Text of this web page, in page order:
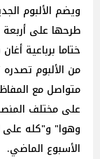
ويضم الألبوم
طرحها على أربعة
ختاما برباعية
من الألبوم
متواصل مع
على مختلف
وهوا" و"كله
الأسبوع الماضي.